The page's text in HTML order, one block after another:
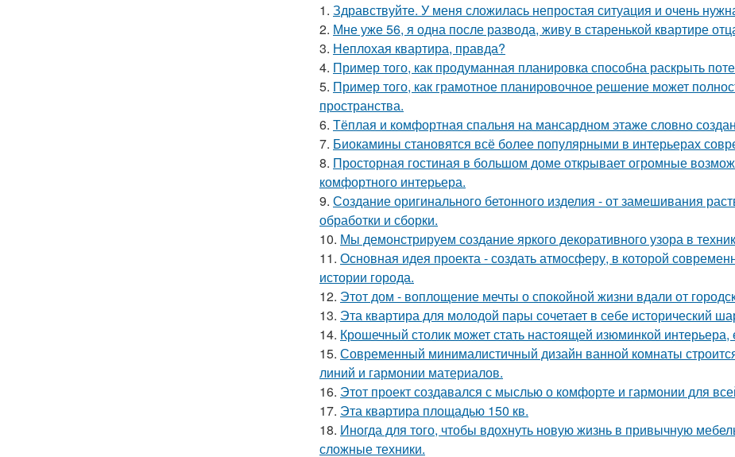
1. Здравствуйте. У меня сложилась непростая ситуация и очень
2. Мне уже 56, я одна после развода, живу в старенькой квартире
3. Неплохая квартира, правда?
4. Пример того, как продуманная планировка способна раскрыть
5. Пример того, как грамотное планировочное решение может
пространства.
6. Тёплая и комфортная спальня на мансардном этаже словно
7. Биокамины становятся всё более популярными в интерьерах
8. Просторная гостиная в большом доме открывает огромные
комфортного интерьера.
9. Создание оригинального бетонного изделия - от замешивания
обработки и сборки.
10. Мы демонстрируем создание яркого декоративного узора в
11. Основная идея проекта - создать атмосферу, в которой
истории города.
12. Этот дом - воплощение мечты о спокойной жизни вдали от
13. Эта квартира для молодой пары сочетает в себе исторический
14. Крошечный столик может стать настоящей изюминкой интерьера,
15. Современный минималистичный дизайн ванной комнаты
линий и гармонии материалов.
16. Этот проект создавался с мыслью о комфорте и гармонии для
17. Эта квартира площадью 150 кв.
18. Иногда для того, чтобы вдохнуть новую жизнь в привычную
сложные техники.